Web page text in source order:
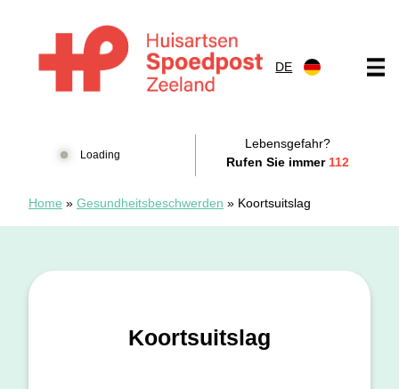
DE
Loading
Lebensgefahr?
Rufen Sie immer 112
Home » Gesundheitsbeschwerden » Koortsuitslag
Koortsuitslag